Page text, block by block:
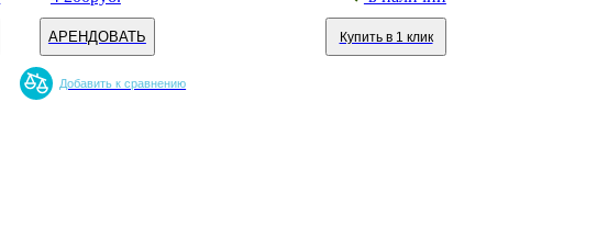
АРЕНДОВАТЬ Купить в 1 клик
Добавить к сравнению